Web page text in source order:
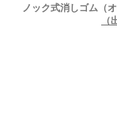
ノック式消しゴム（